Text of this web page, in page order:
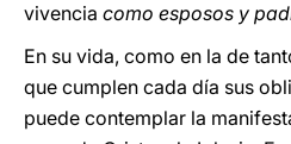
vivencia como esposos y
En su vida, como en la de
que cumplen cada día sus
puede contemplar la